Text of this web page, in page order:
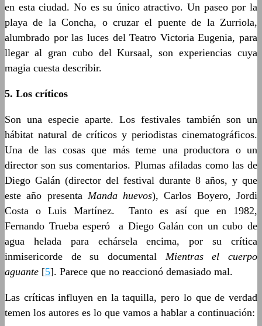
en esta ciudad. No es su único atractivo. Un paseo por la
playa de la Concha, o cruzar el puente de la Zurriola,
alumbrado por las luces del Teatro Victoria Eugenia, para
llegar al gran cubo del Kursaal, son experiencias cuya
magia cuesta describir.
5. Los críticos
Son una especie aparte. Los festivales también son un
hábitat natural de críticos y periodistas cinematográficos.
Una de las cosas que más teme una productora o un
director son sus comentarios. Plumas afiladas como las de
Diego Galán (director del festival durante 8 años, y que
este año presenta Manda huevos),Carlos Boyero, Jordi
Costa o Luis Martínez. Tanto es así que en 1982,
Fernando Trueba esperó a Diego Galán con un cubo de
agua helada para echársela encima, por su crítica
inmisericorde de su documental Mientras el cuerpo
aguante [5]. Parece que no reaccionó demasiado mal.
Las críticas influyen en la taquilla, pero lo que de verdad
temen los autores es lo que vamos a hablar a continuación: